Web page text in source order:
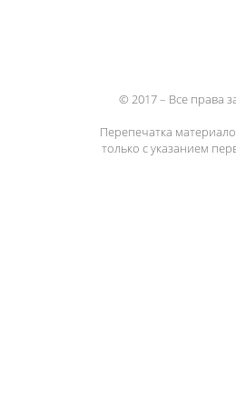
© 2017 – Все права
Перепечатка
только с указанием